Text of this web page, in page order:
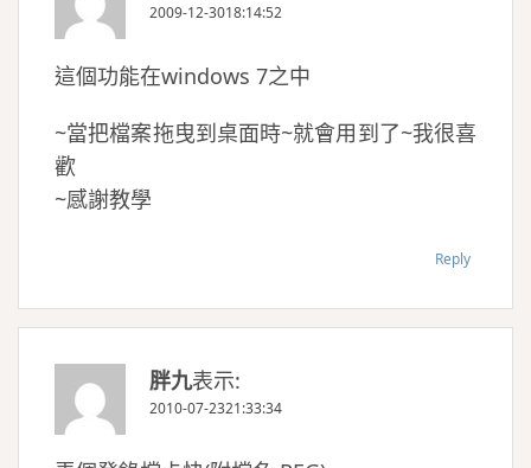
2009-12-3018:14:52
這個功能在windows 7之中
~當把檔案拖曳到桌面時~就會用到了~我很喜
歡
~感謝教學
Reply
胖九表示:
2010-07-2321:33:34